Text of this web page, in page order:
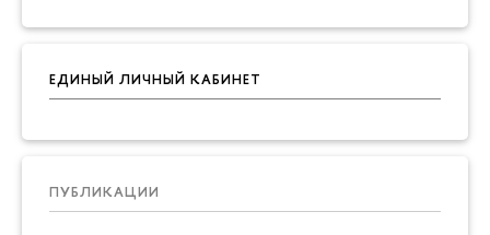
ЕДИНЫЙ ЛИЧНЫЙ КАБИНЕТ
ПУБЛИКАЦИИ